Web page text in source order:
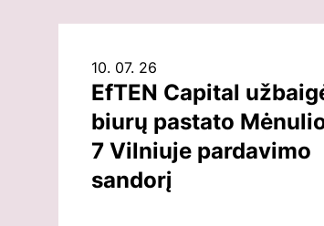
10. 07. 26
EfTEN Capital
biurų pastato
7 Vilniuje pardavimo
sandorį